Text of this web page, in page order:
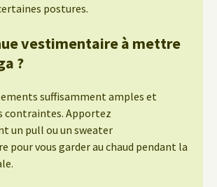
postures.
vestimentaire à mettre
?
suffisamment amples et
contraintes. Apportez
un pull ou un sweater
pour vous garder au chaud pendant la